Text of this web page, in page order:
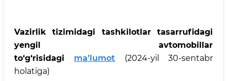
Vazirlik tizimidagi tashkilotlar tasarrufidagi
yengil avtomobillar
to‘g‘risidagi ma’lumot (2024-yil 30-sentabr
holatiga)